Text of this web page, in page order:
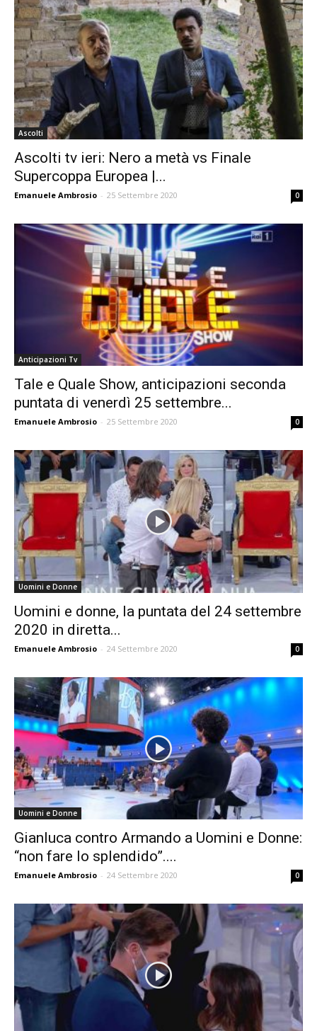
Ascolti
Ascolti tv ieri: Nero a metà vs Finale
Supercoppa Europea |...
Emanuele Ambrosio - 25 Settembre 2020 0
Anticipazioni Tv
Tale e Quale Show, anticipazioni seconda
puntata di venerdì 25 settembre...
Emanuele Ambrosio - 25 Settembre 2020 0
Uomini e Donne
Uomini e donne, la puntata del 24 settembre
2020 in diretta...
Emanuele Ambrosio - 24 Settembre 2020 0
Uomini e Donne
Gianluca contro Armando a Uomini e Donne:
“non fare lo splendido”....
Emanuele Ambrosio - 24 Settembre 2020 0